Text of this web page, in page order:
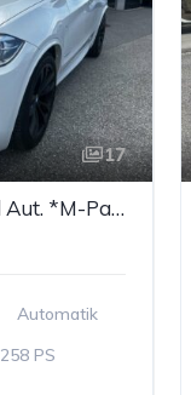
17
BMW X5 xDrive30d Aut. *M-Paket*
Automatik
258 PS